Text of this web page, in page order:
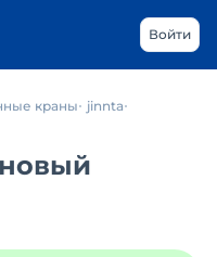
Войти
краны
jinnta
новый